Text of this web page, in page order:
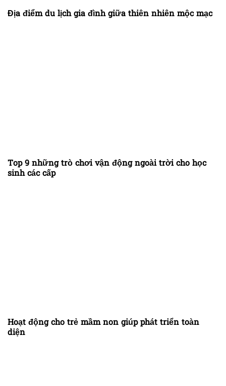
Địa điểm du lịch gia đình giữa thiên nhiên mộc mạc
Top 9 những trò chơi vận động ngoài trời cho học
sinh các cấp
Hoạt động cho trẻ mầm non giúp phát triển toàn
diện